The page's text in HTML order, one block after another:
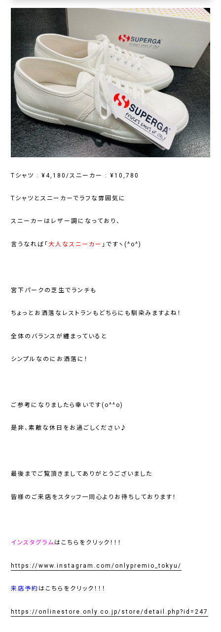
Tシャツ : ¥4,180/スニーカー : ¥10,780
Tシャツとスニーカーでラフな雰囲気に
スニーカーはレザー調になっており、
言うなれば「 大人なスニーカー 」ですヽ(^o^)
宮下パークの芝生でランチも
ちょっとお洒落なレストランもどちらにも馴染みますよね！
全体のバランスが纏まっていると
シンプルなのにお洒落に！
ご参考になりましたら幸いです(o^^o)
是非、素敵な休日をお過ごしください♪
最後までご覧頂きましてありがとうございました
皆様のご来店をスタッフ一同心よりお待ちしております！
インスタグラム はこちらをクリック！！！
https://www.instagram.com/onlypremio_tokyu/
来店予約 はこちらをクリック！！！
https://onlinestore.only.co.jp/store/detail.php?id=247